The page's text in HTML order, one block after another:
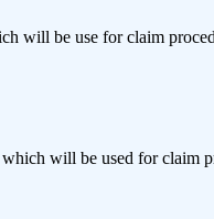
will be use for claim
will be used for claim